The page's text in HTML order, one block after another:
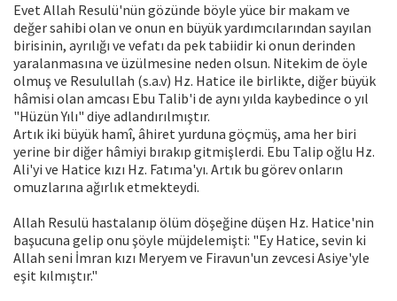
Evet Allah Resulü'nün gözünde böyle yüce bir makam ve
değer sahibi olan ve onun en büyük yardımcılarından sayılan
birisinin, ayrılığı ve vefatı da pek tabiidir ki onun derinden
yaralanmasına ve üzülmesine neden olsun. Nitekim de öyle
olmuş ve Resulullah (s.a.v) Hz. Hatice ile birlikte, diğer büyük
hâmisi olan amcası Ebu Talib'i de aynı yılda kaybedince o yıl
"Hüzün Yılı" diye adlandırılmıştır.
Artık iki büyük hamî, âhiret yurduna göçmüş, ama her biri
yerine bir diğer hâmiyi bırakıp gitmişlerdi. Ebu Talip oğlu Hz.
Ali'yi ve Hatice kızı Hz. Fatıma'yı. Artık bu görev onların
omuzlarına ağırlık etmekteydi.
Allah Resulü hastalanıp ölüm döşeğine düşen Hz. Hatice'nin
başucuna gelip onu şöyle müjdelemişti: "Ey Hatice, sevin ki
Allah seni İmran kızı Meryem ve Firavun'un zevcesi Asiye'yle
eşit kılmıştır."